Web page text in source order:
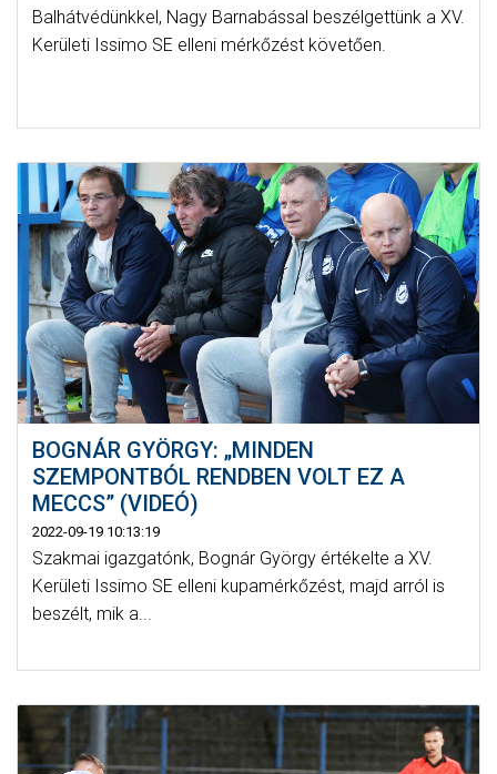
Balhátvédünkkel, Nagy Barnabással beszélgettünk a XV.
Kerületi Issimo SE elleni mérkőzést követően.
BOGNÁR GYÖRGY: „MINDEN
SZEMPONTBÓL RENDBEN VOLT EZ A
MECCS” (VIDEÓ)
2022-09-19 10:13:19
Szakmai igazgatónk, Bognár György értékelte a XV.
Kerületi Issimo SE elleni kupamérkőzést, majd arról is
beszélt, mik a...